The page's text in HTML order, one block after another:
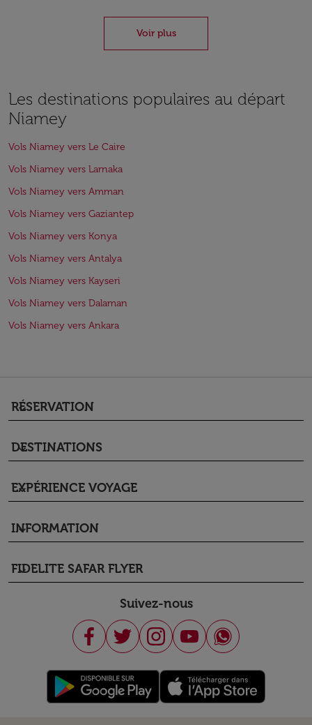
Voir plus
Les destinations populaires au départ
Niamey
Vols Niamey vers Le Caire
Vols Niamey vers Larnaka
Vols Niamey vers Amman
Vols Niamey vers Gaziantep
Vols Niamey vers Konya
Vols Niamey vers Antalya
Vols Niamey vers Kayseri
Vols Niamey vers Dalaman
Vols Niamey vers Ankara
RÉSERVATION
keyboard_arrow_down
DESTINATIONS
keyboard_arrow_down
EXPÉRIENCE VOYAGE
keyboard_arrow_down
INFORMATION
keyboard_arrow_down
FIDELITE SAFAR FLYER
keyboard_arrow_down
Suivez-nous